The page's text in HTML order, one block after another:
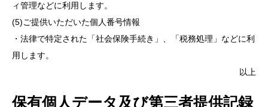
ィ管理などに利用します。
(5)ご提供いただいた個人番号情報
・法律で特定された「社会保険手続き」、「税務処理」などに利
用します。
以上
保有個人データ及び第三者提供記録